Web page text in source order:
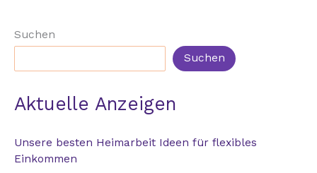
Suchen
Suchen
Aktuelle Anzeigen
Unsere besten Heimarbeit Ideen für flexibles
Einkommen